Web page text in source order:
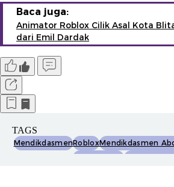
Baca juga:
Animator Roblox Cilik Asal Kota
dari Emil Dardak
TAGS
MendikdasmenRobloxMendikdasmen